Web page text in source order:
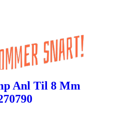
Anl Til 8 Mm